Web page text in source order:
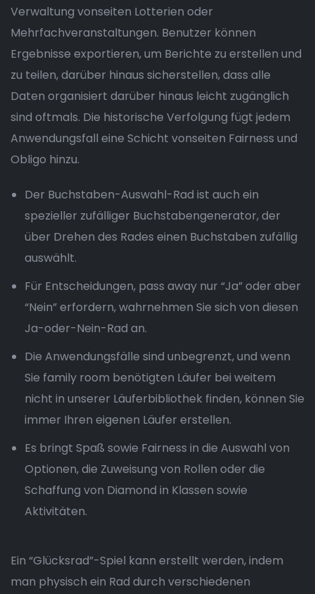
Verwaltung vonseiten Lotterien oder
Mehrfachveranstaltungen. Benutzer können
Ergebnisse exportieren, um Berichte zu erstellen und
zu teilen, darüber hinaus sicherstellen, dass alle
Daten organisiert darüber hinaus leicht zugänglich
sind oftmals. Die historische Verfolgung fügt jedem
Anwendungsfall eine Schicht vonseiten Fairness und
Obligo hinzu.
Der Buchstaben-Auswahl-Rad ist auch ein
spezieller zufälliger Buchstabengenerator, der
über Drehen des Rades einen Buchstaben zufällig
auswählt.
Für Entscheidungen, pass away nur “Ja” oder aber
“Nein” erfordern, wahrnehmen Sie sich von diesen
Ja-oder-Nein-Rad an.
Die Anwendungsfälle sind unbegrenzt, und wenn
Sie family room benötigten Läufer bei weitem
nicht in unserer Läuferbibliothek finden, können Sie
immer Ihren eigenen Läufer erstellen.
Es bringt Spaß sowie Fairness in die Auswahl von
Optionen, die Zuweisung von Rollen oder die
Schaffung von Diamond in Klassen sowie
Aktivitäten.
Ein “Glücksrad”-Spiel kann erstellt werden, indem
man physisch ein Rad durch verschiedenen